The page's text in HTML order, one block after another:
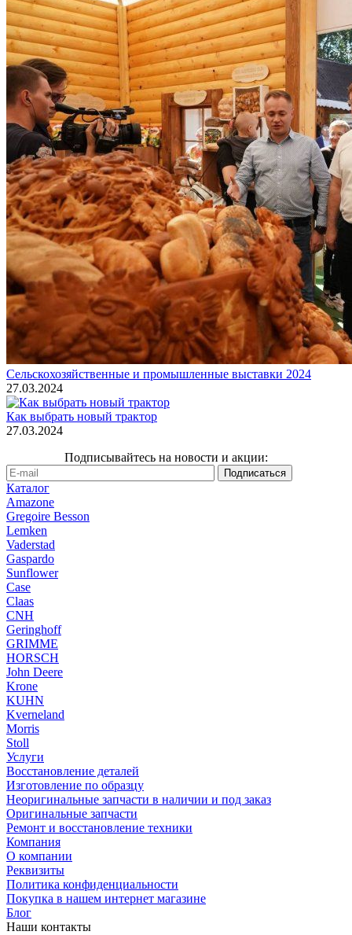
Сельскохозяйственные и промышленные выставки 2024
27.03.2024
Как выбрать новый трактор
27.03.2024
Подписывайтесь на новости и акции:
Каталог
Amazone
Gregoire Besson
Lemken
Vaderstad
Gaspardo
Sunflower
Case
Claas
CNH
Geringhoff
GRIMME
HORSCH
John Deere
Krone
KUHN
Kverneland
Morris
Stoll
Услуги
Восстановление деталей
Изготовление по образцу
Неоригинальные запчасти в наличии и под заказ
Оригинальные запчасти
Ремонт и восстановление техники
Компания
О компании
Реквизиты
Политика конфиденциальности
Покупка в нашем интернет магазине
Блог
Наши контакты